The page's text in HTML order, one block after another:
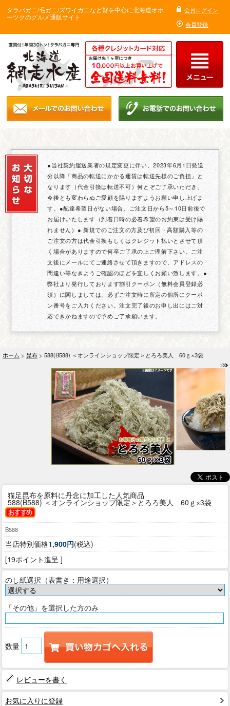
タラバガニ/毛ガニ/ズワイガニなど蟹を中心に北海道オホ
ーツクのグルメ通販サイト
会員ログイン
会員登録
●当社契約運送業者の規定変更に伴い、2023年6月1日発送
分以降「商品の転送にかかる運賃は転送先様のご負担」と
なります（代金引換は転送不可）何とぞご了承いただき、
今後とも変わらぬご愛顧を賜りますようお願い申し上げま
す。●配達希望日がない場合、ご注文日から5～10日前後で
お届けいたします（到着日時の必着希望のお約束は受け賜
れません）● 新規でのご注文の方及び初回・高額購入等の
ご注文の方は代金引換もしくはクレジット払いとさせて頂
く場合がありますので何卒ご了承の上ご理解下さい。ご注
文後にメールにてご連絡させて頂きますので、アドレスの
間違い等なきようご確認のほどを宜しくお願い致します。●
弊社より発行しております割引クーポン（無料会員登録必
須）に関しましては、必ずご注文時に所定の個所にクーポ
ン番号をご入力ください。注文完了後のお申し出にはご対
応できかねますので予めご了承願います。
ホーム > 昆布 > 588(B588) ＜オンラインショップ限定＞とろろ美人 60ｇ×3袋
猫足昆布を原料に丹念に加工した人気商品
588(B588) ＜オンラインショップ限定＞とろろ美人 60ｇ×3袋
B588
当店特別価格1,900円(税込)
[19ポイント進呈 ]
のし紙選択（表書き：用途選択）
「その他」を選択した方のみ
数量
レビューを書く
お気に入りに登録